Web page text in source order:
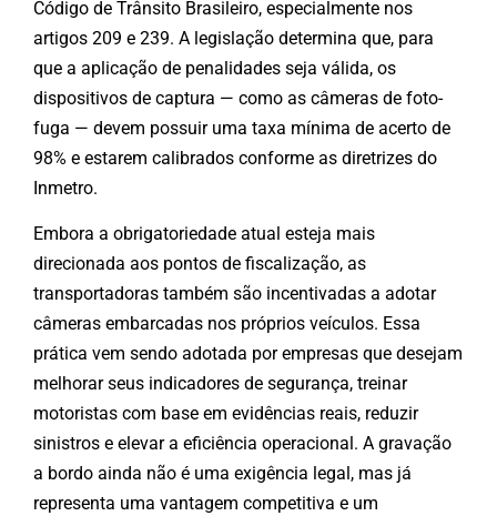
Código de Trânsito Brasileiro, especialmente nos
artigos 209 e 239. A legislação determina que, para
que a aplicação de penalidades seja válida, os
dispositivos de captura — como as câmeras de foto-
fuga — devem possuir uma taxa mínima de acerto de
98% e estarem calibrados conforme as diretrizes do
Inmetro.
Embora a obrigatoriedade atual esteja mais
direcionada aos pontos de fiscalização, as
transportadoras também são incentivadas a adotar
câmeras embarcadas nos próprios veículos. Essa
prática vem sendo adotada por empresas que desejam
melhorar seus indicadores de segurança, treinar
motoristas com base em evidências reais, reduzir
sinistros e elevar a eficiência operacional. A gravação
a bordo ainda não é uma exigência legal, mas já
representa uma vantagem competitiva e um